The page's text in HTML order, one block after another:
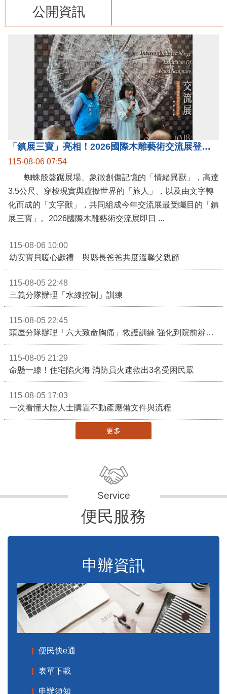
公開資訊
「鎮展三寶」亮相！2026國際木雕藝術交流展登場 國際木雕競賽得獎入圍名單同步揭曉
115-08-06 07:54
蜘蛛般盤踞展場、象徵創傷記憶的「情緒異獸」，高達
3.5公尺、穿梭現實與虛擬世界的「旅人」，以及由文字轉
化而成的「文字獸」，共同組成今年交流展最受矚目的「鎮
展三寶」。2026國際木雕藝術交流展即日 ...
115-08-06 10:00
幼安寶貝暖心獻禮 與縣長爸爸共度溫馨父親節
115-08-05 22:48
三義分隊辦理「水線控制」訓練
115-08-05 22:45
頭屋分隊辦理「六大致命胸痛」救護訓練 強化到院前辨識能力 提升緊急救護品質
115-08-05 21:29
命懸一線！住宅陷火海 消防員火速救出3名受困民眾
115-08-05 17:03
一次看懂大陸人士購置不動產應備文件與流程
更多
便民服務
申辦資訊
便民快e通
表單下載
申辦須知